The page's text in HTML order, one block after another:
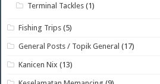
Terminal Tackles (1)
Fishing Trips (5)
General Posts / Topik General (17)
Kanicen Nix (13)